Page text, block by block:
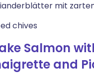
mit
chives
Salmon
and